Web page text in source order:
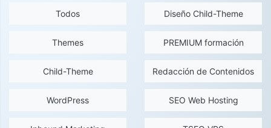
Todos
Themes
Child-Theme
WordPress
Diseño Child-Theme
PREMIUM formación
Redacción de Contenidos
SEO Web Hosting